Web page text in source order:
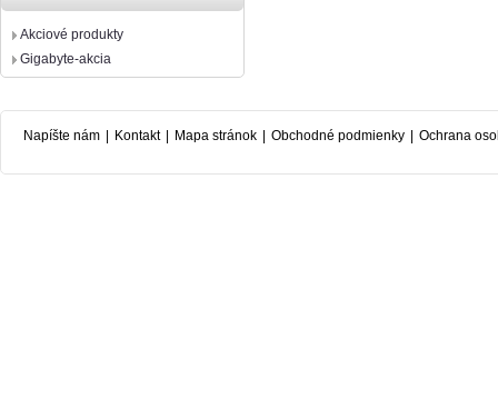
Akciové produkty
Gigabyte-akcia
Napíšte nám Kontakt Mapa stránok Obchodné podmienky Ochrana